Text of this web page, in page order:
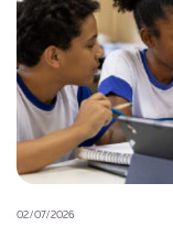
02/07/2026